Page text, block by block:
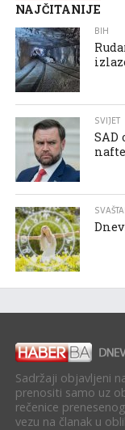
NAJČITANIJE
BIH
SVIJET
SAD
Sadržaji objavljeni
prenositi samo uz
rečenice
vezu na članak u